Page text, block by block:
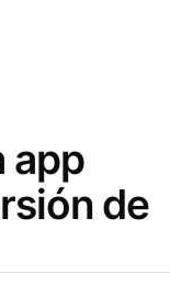
app
de